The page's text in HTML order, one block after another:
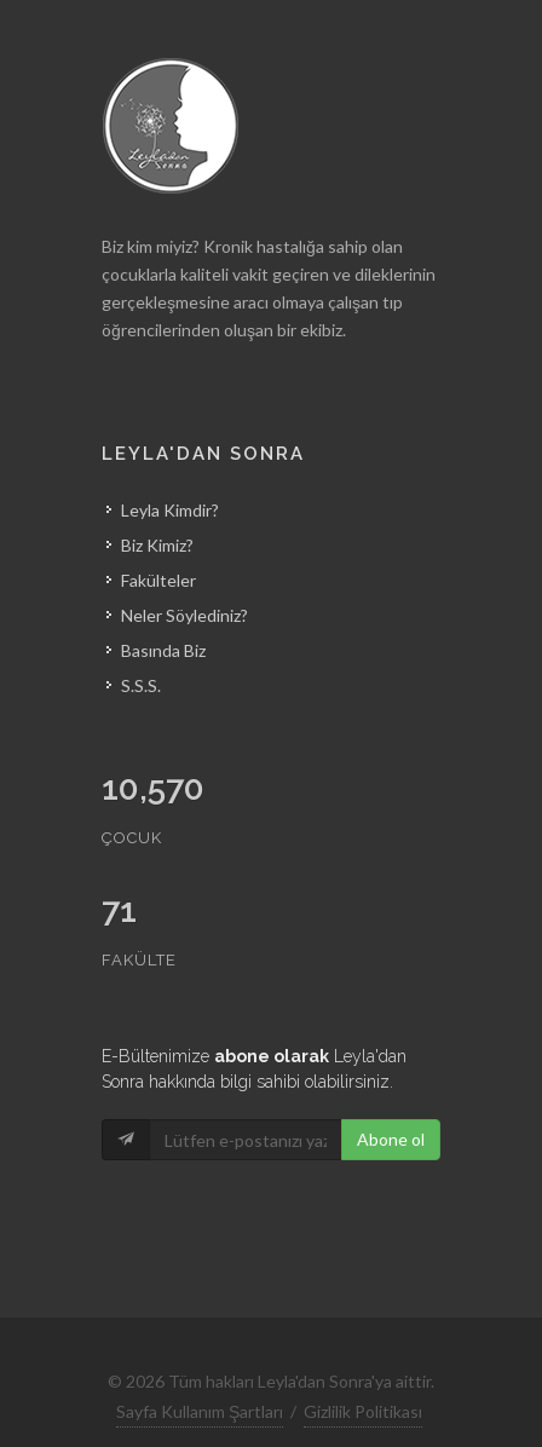
Biz kim miyiz? Kronik hastalığa sahip olan
çocuklarla kaliteli vakit geçiren ve dileklerinin
gerçekleşmesine aracı olmaya çalışan tıp
öğrencilerinden oluşan bir ekibiz.
LEYLA'DAN SONRA
Leyla Kimdir?
Biz Kimiz?
Fakülteler
Neler Söylediniz?
Basında Biz
S.S.S.
10,570
ÇOCUK
71
FAKÜLTE
E-Bültenimize abone olarak Leyla'dan
Sonra hakkında bilgi sahibi olabilirsiniz.
Abone ol
© 2026 Tüm hakları Leyla'dan Sonra'ya aittir.
Sayfa Kullanım Şartları / Gizlilik Politikası